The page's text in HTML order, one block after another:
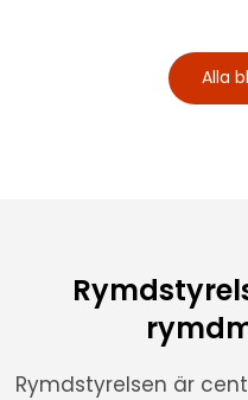
Alla
Rymdstyrelsen är